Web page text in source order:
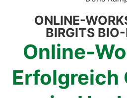
ONLINE-
BIRGITS
Online-
Erfolg­reich